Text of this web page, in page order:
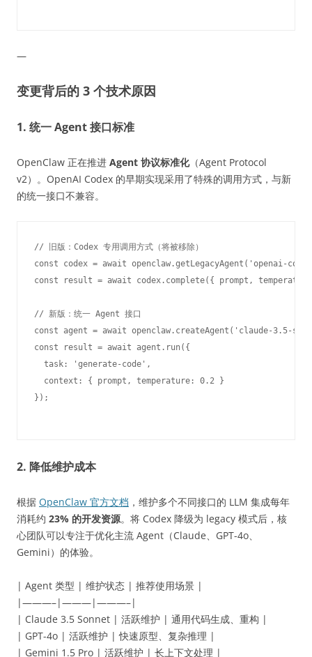
—
变更背后的 3 个技术原因
1. 统一 Agent 接口标准
OpenClaw 正在推进 Agent 协议标准化（Agent Protocol
v2）。OpenAI Codex 的早期实现采用了特殊的调用方式，与新
的统一接口不兼容。
// 旧版：Codex 专用调用方式（将被移除）
const codex = await openclaw.getLegacyAgent('openai-
const result = await codex.complete({ prompt,
// 新版：统一 Agent 接口
const agent = await openclaw.createAgent('claude-3.5-
const result = await agent.run({
  task: 'generate-code',
  context: { prompt, temperature: 0.2 }
2. 降低维护成本
根据 OpenClaw 官方文档 ，维护多个不同接口的 LLM 集成每年
消耗约 23% 的开发资源。将 Codex 降级为 legacy 模式后，核
心团队可以专注于优化主流 Agent（Claude、GPT-4o、
Gemini）的体验。
| Agent 类型 | 维护状态 | 推荐使用场景 |
|———–|———|———–|
| Claude 3.5 Sonnet | 活跃维护 | 通用代码生成、重构 |
| GPT-4o | 活跃维护 | 快速原型、复杂推理 |
| Gemini 1.5 Pro | 活跃维护 | 长上下文处理 |